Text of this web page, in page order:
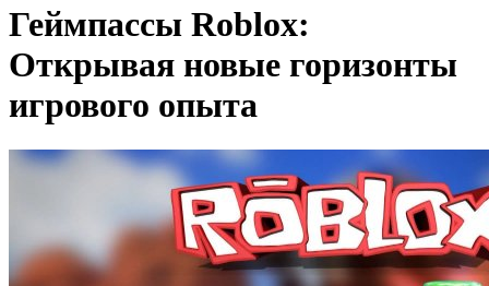
Геймпассы Roblox:
Открывая новые горизонты
игрового опыта